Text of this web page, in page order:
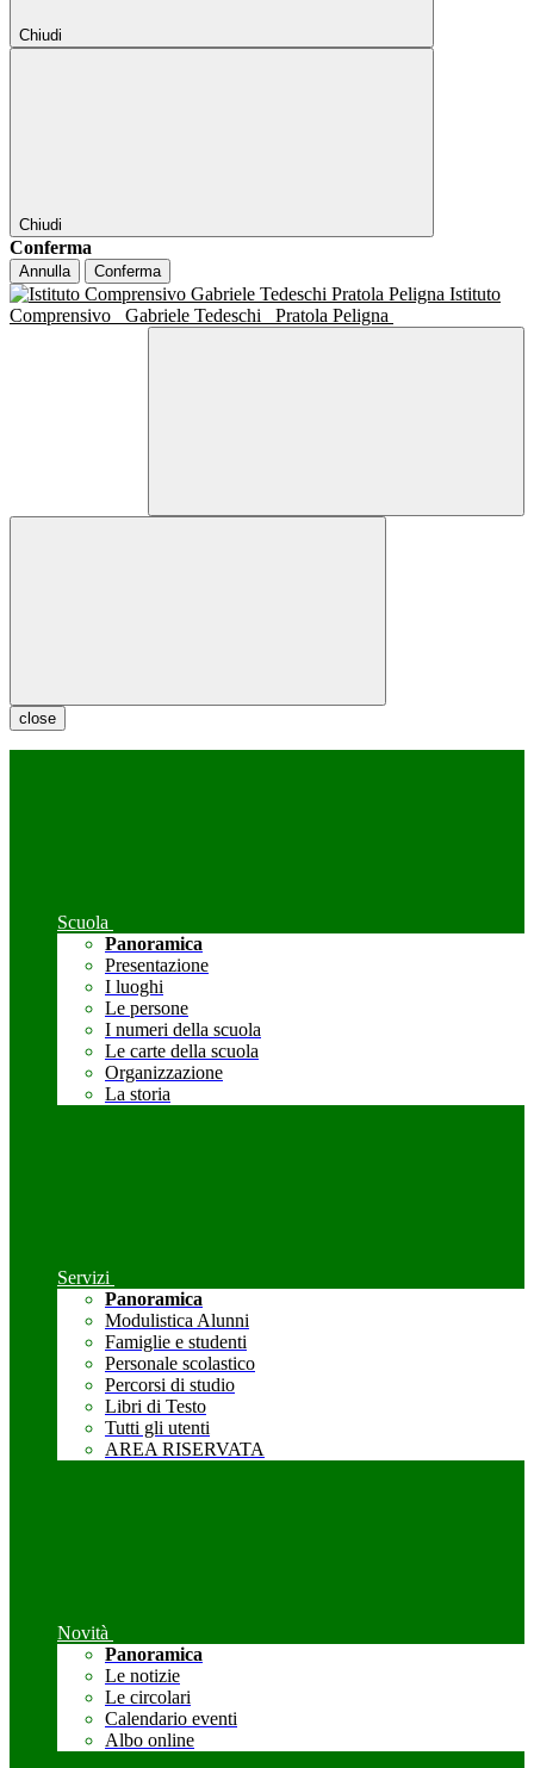
Chiudi
Chiudi
Conferma
Annulla Conferma
Istituto
Comprensivo
Gabriele Tedeschi Pratola Peligna
close
Scuola
Panoramica
Presentazione
I luoghi
Le persone
I numeri della scuola
Le carte della scuola
Organizzazione
La storia
Servizi
Panoramica
Modulistica Alunni
Famiglie e studenti
Personale scolastico
Percorsi di studio
Libri di Testo
Tutti gli utenti
AREA RISERVATA
Novità
Panoramica
Le notizie
Le circolari
Calendario eventi
Albo online